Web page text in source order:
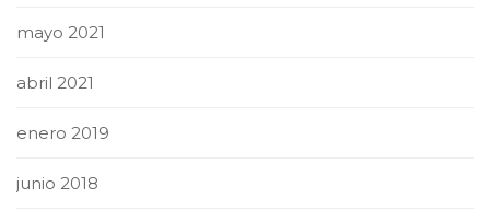
mayo 2021
abril 2021
enero 2019
junio 2018